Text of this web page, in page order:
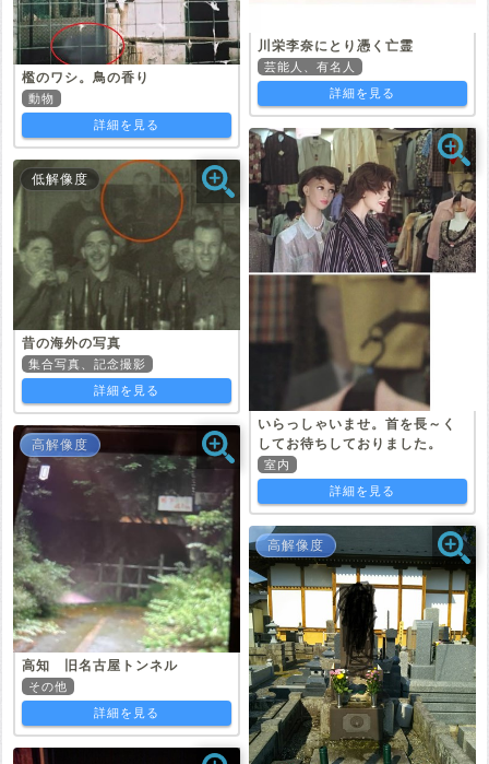
檻のワシ。鳥の香り
動物
詳細を見る
低解像度
昔の海外の写真
集合写真、記念撮影
詳細を見る
高解像度
高知 旧名古屋トンネル
その他
詳細を見る
川栄李奈にとり憑く亡霊
芸能人、有名人
詳細を見る
いらっしゃいませ。首を長～く
してお待ちしておりました。
室内
詳細を見る
高解像度